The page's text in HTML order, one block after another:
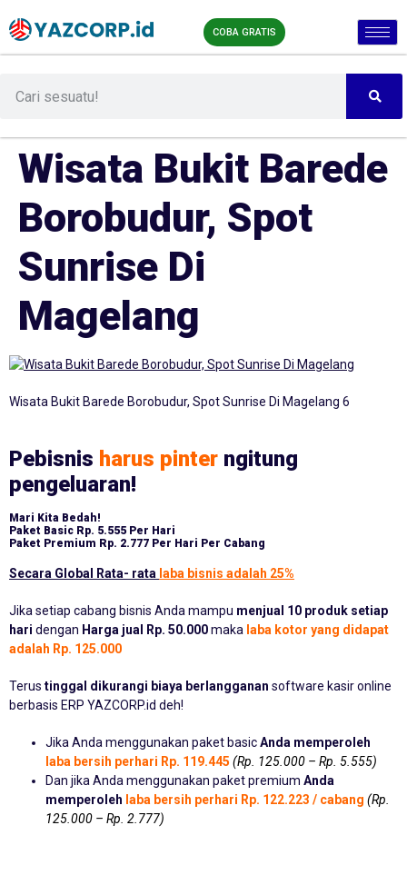
COBA GRATIS
Wisata Bukit Barede
Borobudur, Spot
Sunrise Di
Magelang
Wisata Bukit Barede Borobudur, Spot Sunrise Di Magelang 6
Pebisnis harus pinter ngitung
pengeluaran!
Mari Kita Bedah!
Paket Basic Rp. 5.555 Per Hari
Paket Premium Rp. 2.777 Per Hari Per Cabang
Secara Global Rata- rata laba bisnis adalah 25%
Jika setiap cabang bisnis Anda mampu menjual 10 produk setiap
hari dengan Harga jual Rp. 50.000maka laba kotor yang didapat
adalah Rp. 125.000
Terus tinggal dikurangi biaya berlangganan software kasir online
berbasis ERP YAZCORP.id deh!
Jika Anda menggunakan paket basicAnda memperoleh
laba bersih perhari Rp. 119.445 (Rp. 125.000 – Rp. 5.555)
Dan jika Anda menggunakan paket premium Anda
memperoleh laba bersih perhari Rp. 122.223 / cabang (Rp.
125.000 – Rp. 2.777)